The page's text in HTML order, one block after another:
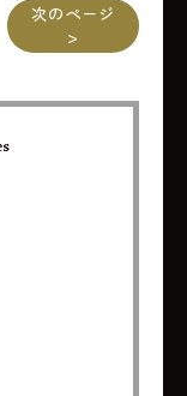
次のページ
>